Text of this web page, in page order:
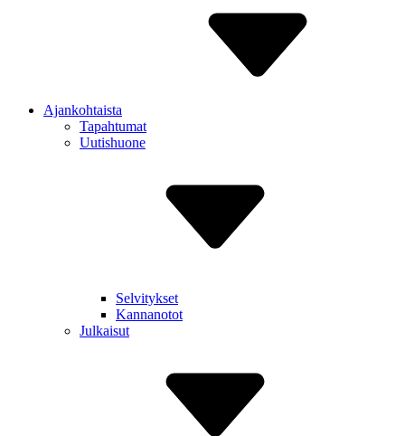
Ajankohtaista
Tapahtumat
Uutishuone
Selvitykset
Kannanotot
Julkaisut